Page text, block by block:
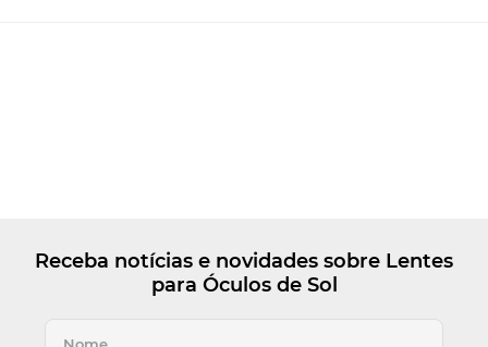
Receba notícias e novidades sobre Lentes
para Óculos de Sol